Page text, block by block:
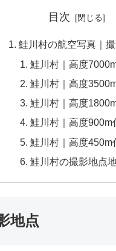
目次
鮭川村の航空写真｜
鮭川村｜高度
鮭川村｜高度
鮭川村｜高度
鮭川村｜高度900m
鮭川村｜高度450m
鮭川村の撮影地点
地点